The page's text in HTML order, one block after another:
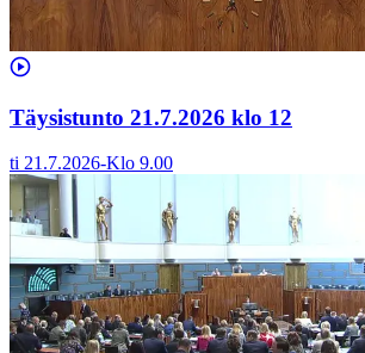
Täysistunto 21.7.2026 klo 12
ti 21.7.2026-Klo 9.00